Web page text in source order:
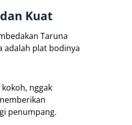
Kuat
Taruna
adalah plat bodinya
nggak
penumpang.